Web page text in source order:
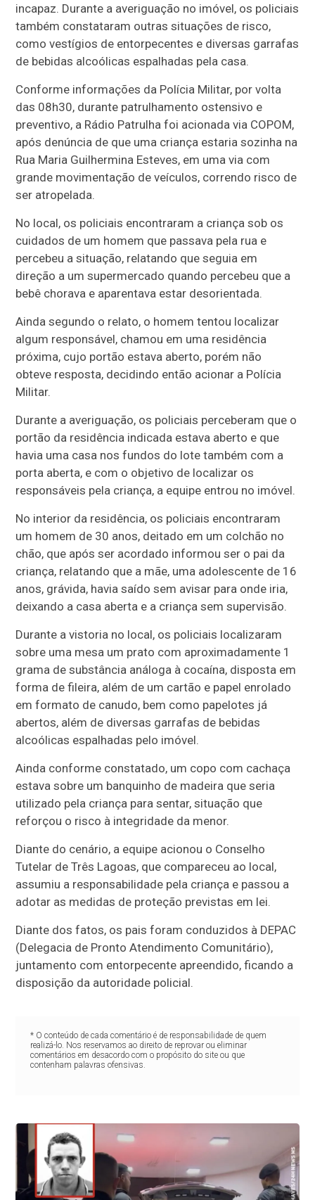
incapaz. Durante a averiguação no imóvel, os policiais
também constataram outras situações de risco,
como vestígios de entorpecentes e diversas garrafas
de bebidas alcoólicas espalhadas pela casa.
Conforme informações da Polícia Militar, por volta
das 08h30, durante patrulhamento ostensivo e
preventivo, a Rádio Patrulha foi acionada via COPOM,
após denúncia de que uma criança estaria sozinha na
Rua Maria Guilhermina Esteves, em uma via com
grande movimentação de veículos, correndo risco de
ser atropelada.
No local, os policiais encontraram a criança sob os
cuidados de um homem que passava pela rua e
percebeu a situação, relatando que seguia em
direção a um supermercado quando percebeu que a
bebê chorava e aparentava estar desorientada.
Ainda segundo o relato, o homem tentou localizar
algum responsável, chamou em uma residência
próxima, cujo portão estava aberto, porém não
obteve resposta, decidindo então acionar a Polícia
Militar.
Durante a averiguação, os policiais perceberam que o
portão da residência indicada estava aberto e que
havia uma casa nos fundos do lote também com a
porta aberta, e com o objetivo de localizar os
responsáveis pela criança, a equipe entrou no imóvel.
No interior da residência, os policiais encontraram
um homem de 30 anos, deitado em um colchão no
chão, que após ser acordado informou ser o pai da
criança, relatando que a mãe, uma adolescente de 16
anos, grávida, havia saído sem avisar para onde iria,
deixando a casa aberta e a criança sem supervisão.
Durante a vistoria no local, os policiais localizaram
sobre uma mesa um prato com aproximadamente 1
grama de substância análoga à cocaína, disposta em
forma de fileira, além de um cartão e papel enrolado
em formato de canudo, bem como papelotes já
abertos, além de diversas garrafas de bebidas
alcoólicas espalhadas pelo imóvel.
Ainda conforme constatado, um copo com cachaça
estava sobre um banquinho de madeira que seria
utilizado pela criança para sentar, situação que
reforçou o risco à integridade da menor.
Diante do cenário, a equipe acionou o Conselho
Tutelar de Três Lagoas, que compareceu ao local,
assumiu a responsabilidade pela criança e passou a
adotar as medidas de proteção previstas em lei.
Diante dos fatos, os pais foram conduzidos à DEPAC
(Delegacia de Pronto Atendimento Comunitário),
juntamento com entorpecente apreendido, ficando a
disposição da autoridade policial.
* O conteúdo de cada comentário é de responsabilidade de quem
realizá-lo. Nos reservamos ao direito de reprovar ou eliminar
comentários em desacordo com o propósito do site ou que
contenham palavras ofensivas.